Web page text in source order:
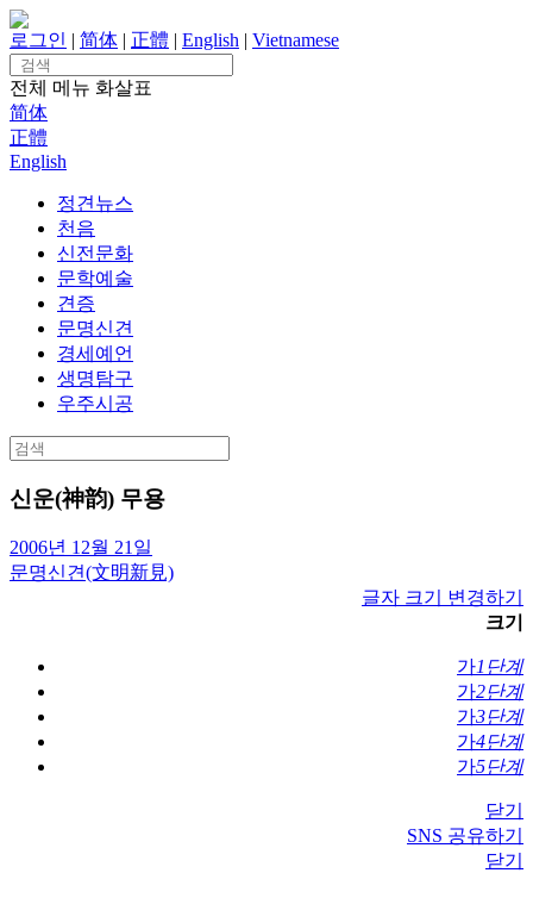
Skip
to
content
로그인 | 简体 | 正體 | English | Vietnamese
Search
for:
전체 메뉴 화살표
简体
正體
English
정견뉴스
천음
신전문화
문학예술
견증
문명신견
경세예언
생명탐구
우주시공
Search
for:
신운(神韵) 무용
2006년 12월 21일
문명신견(文明新見)
글자 크기 변경하기
크기
가1단계
가2단계
가3단계
가4단계
가5단계
닫기
SNS 공유하기
닫기